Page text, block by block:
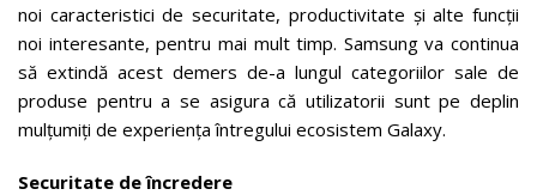
noi caracteristici de securitate, productivitate și alte funcții
noi interesante, pentru mai mult timp. Samsung va continua
să extindă acest demers de-a lungul categoriilor sale de
produse pentru a se asigura că utilizatorii sunt pe deplin
mulțumiți de experiența întregului ecosistem Galaxy.
Securitate de încredere